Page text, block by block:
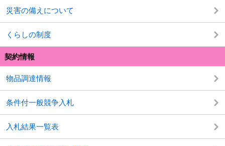
災害の備えについて
くらしの制度
契約情報
物品調達情報
条件付一般競争入札
入札結果一覧表